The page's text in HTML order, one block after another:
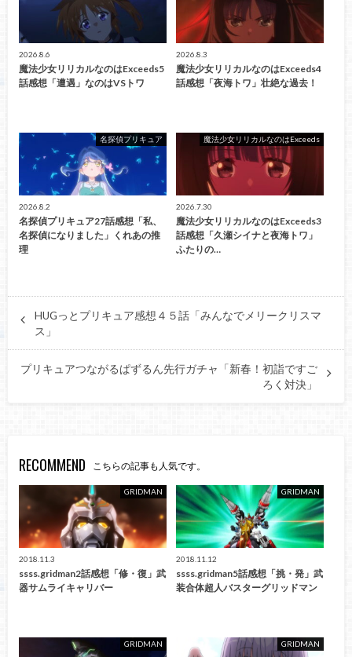
2026.8.6
魔法少女リリカルなのはExceeds5
話感想「遭遇」なのはVSトワ
2026.8.3
魔法少女リリカルなのはExceeds4
話感想「夜海トワ」壮絶な過去！
名探偵プリキュア
2026.8.2
名探偵プリキュア27話感想「私、
名探偵になりました」くれあの推
理
魔法少女リリカルなのはExceeds
2026.7.30
魔法少女リリカルなのはExceeds3
話感想「久瀬シイナと夜海トワ」
ふたりの…
HUGっとプリキュア感想４５話「みんなでメリークリスマ
ス」
プリキュアつながるぱずるん先行ガチャ「新春！初詣ですご
ろく対決」
RECOMMEND こちらの記事も人気です。
GRIDMAN
2018.11.3
ssss.gridman2話感想「修・復」武
器サムライキャリバー
GRIDMAN
2018.11.12
ssss.gridman5話感想「挑・発」武
装合体超人バスターグリッドマン
GRIDMAN GRIDMAN